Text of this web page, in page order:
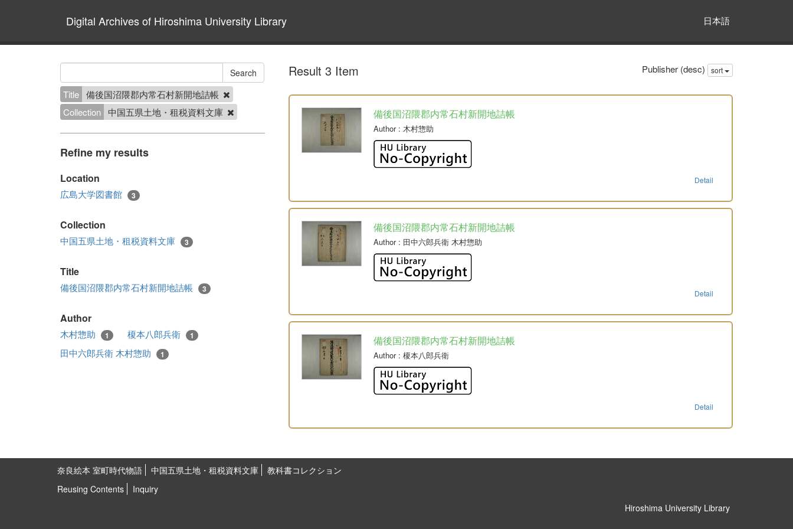
Digital Archives of Hiroshima University Library 日本語
Title 備後国沼隈郡内常石村新開地詰帳
Collection 中国五県土地・租税資料文庫
Refine my results
Location
広島大学図書館 3
Collection
中国五県土地・租税資料文庫 3
Title
備後国沼隈郡内常石村新開地詰帳 3
Author
木村惣助 1 榎本八郎兵衛 1
田中六郎兵衛 木村惣助 1
Result 3 Item Publisher (desc) sort
備後国沼隈郡内常石村新開地詰帳
Author: 木村惣助
Detail
備後国沼隈郡内常石村新開地詰帳
Author: 田中六郎兵衛 木村惣助
Detail
備後国沼隈郡内常石村新開地詰帳
Author: 榎本八郎兵衛
Detail
奈良絵本 室町時代物語 中国五県土地・租税資料文庫
教科書コレクション
Reusing Contents
Inquiry
Hiroshima University Library